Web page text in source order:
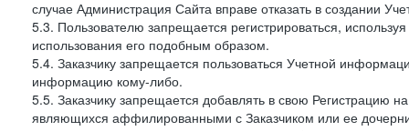
случае Администрация Сайта вправе отказать в создании
5.3. Пользователю запрещается регистрироваться,
использования его подобным образом.
5.4. Заказчику запрещается пользоваться Учетной
информацию кому-либо.
5.5. Заказчику запрещается добавлять в свою Регистрацию
являющихся аффилированными с Заказчиком или ее